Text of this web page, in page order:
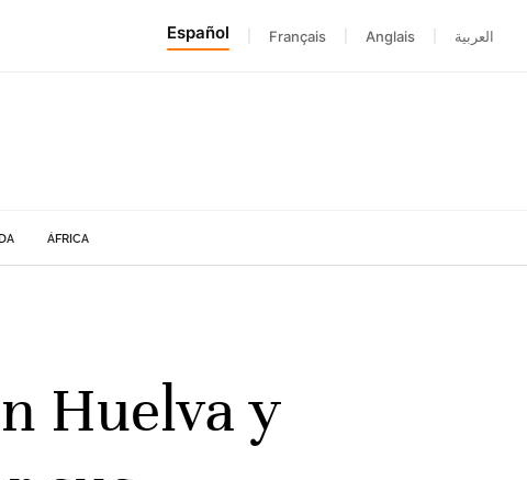
Español Français Anglais العربية
ÁFRICA
Huelva y